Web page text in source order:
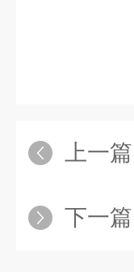
上一篇
下一篇